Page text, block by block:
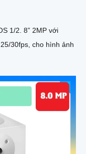
1/2. 8” 2MP với
30fps, cho hình ảnh